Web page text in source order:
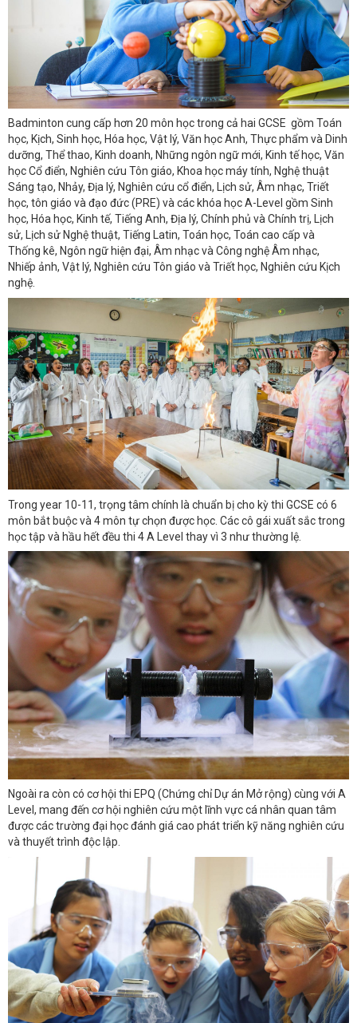
Badminton cung cấp hơn 20 môn học trong cả hai GCSE gồm Toán
học, Kịch, Sinh học, Hóa học, Vật lý, Văn học Anh, Thực phẩm và Dinh
dưỡng, Thể thao, Kinh doanh, Những ngôn ngữ mới, Kinh tế học, Văn
học Cổ điển, Nghiên cứu Tôn giáo, Khoa học máy tính, Nghệ thuật
Sáng tạo, Nhảy, Địa lý, Nghiên cứu cổ điển, Lịch sử, Âm nhạc, Triết
học, tôn giáo và đạo đức (PRE) và các khóa học A-Level gồm Sinh
học, Hóa học, Kinh tế, Tiếng Anh, Địa lý, Chính phủ và Chính trị, Lịch
sử, Lịch sử Nghệ thuật, Tiếng Latin, Toán học, Toán cao cấp và
Thống kê, Ngôn ngữ hiện đại, Âm nhạc và Công nghệ Âm nhạc,
Nhiếp ảnh, Vật lý, Nghiên cứu Tôn giáo và Triết học, Nghiên cứu Kịch
nghệ.
Trong year 10-11, trọng tâm chính là chuẩn bị cho kỳ thi GCSE có 6
môn bắt buộc và 4 môn tự chọn được học. Các cô gái xuất sắc trong
học tập và hầu hết đều thi 4 A Level thay vì 3 như thường lệ.
Ngoài ra còn có cơ hội thi EPQ (Chứng chỉ Dự án Mở rộng) cùng với A
Level, mang đến cơ hội nghiên cứu một lĩnh vực cá nhân quan tâm
được các trường đại học đánh giá cao phát triển kỹ năng nghiên cứu
và thuyết trình độc lập.